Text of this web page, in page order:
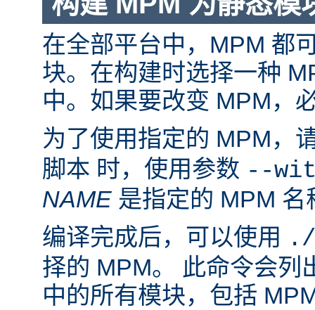
在全部平台中，MPM 都
块。在构建时选择一种
中。如果要改变 MPM，
为了使用指定的 MPM，
脚本 时，使用参数 --
NAME 是指定的 MPM 名
编译完成后，可以使用
择的 MPM。 此命令会列
中的所有模块，包括